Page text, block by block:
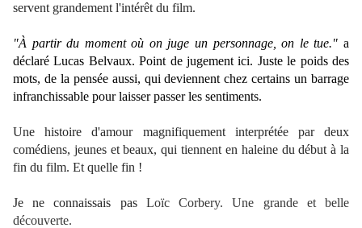
servent grandement l'intérêt du film.
"À partir du moment où on juge un personnage, on le tue." a
déclaré Lucas Belvaux. Point de jugement ici. Juste le poids des
mots, de la pensée aussi, qui deviennent chez certains un barrage
infranchissable pour laisser passer les sentiments.
Une histoire d'amour magnifiquement interprétée par deux
comédiens, jeunes et beaux, qui tiennent en haleine du début à la
fin du film. Et quelle fin !
Je ne connaissais pasLoïc Corbery. Une grande et belle
découverte.